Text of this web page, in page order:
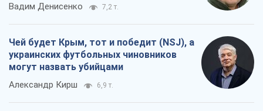
Вадим Денисенко 7,2 т.
Чей будет Крым, тот и победит (NSJ), а
украинских футбольных чиновников
могут назвать убийцами
Александр Кирш 6,9 т.